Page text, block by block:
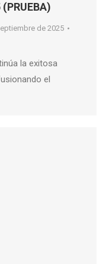
de 2025
la exitosa
el